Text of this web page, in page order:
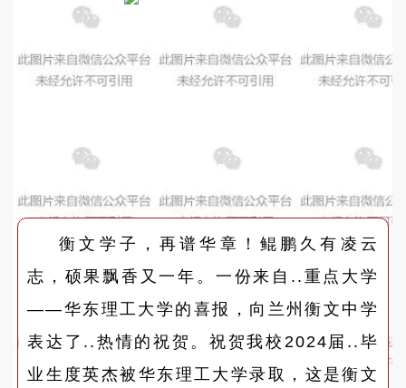
衡文学子，再谱华章！鲲鹏久有凌云
志，硕果飘香又一年。一份来自..重点大学
——华东理工大学的喜报，向兰州衡文中学
表达了..热情的祝贺。祝贺我校2024届..毕
业生度英杰被华东理工大学录取，这是衡文